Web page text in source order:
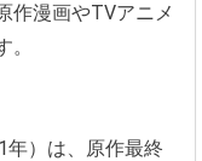
作漫画やTVアニメ
年）は、原作最終